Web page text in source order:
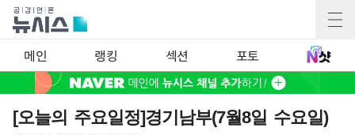
메인 랭킹 섹션 포토
[오늘의 주요일정]경기남부(7월8일 수요일)